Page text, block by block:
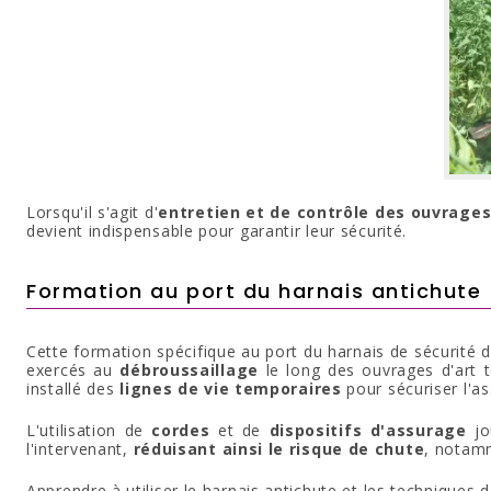
Lorsqu'il s'agit d'entretien et de contrôle des
devient indispensable pour garantir leur sécurité.
Formation au port du harnais
Cette formation spécifique au port du harnais de sécurité
exercés au débroussaillage le long des ouvrages d'art
installé des lignes de vie temporaires pour sécuriser
L'utilisation de cordes et de dispositifs d'assurage
l'intervenant, réduisant ainsi le risque de chute,